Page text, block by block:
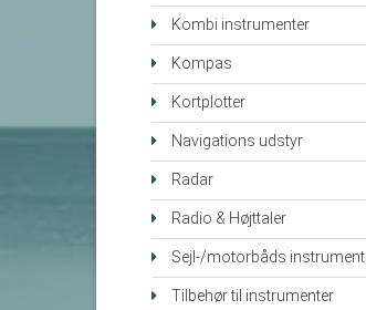
Kombi instrumenter
Kompas
Kortplotter
Navigations udstyr
Radar
Radio & Højttaler
Sejl-/motorbåds
Tilbehør til instrumenter